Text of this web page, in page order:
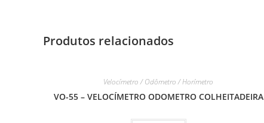
Produtos relacionados
Velocímetro / Odômetro / Horímetro
VO-55 – VELOCÍMETRO ODOMETRO COLHEITADEIRA